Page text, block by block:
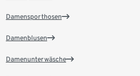
Damensporthosen
Damenblusen
Damenunterwäsche